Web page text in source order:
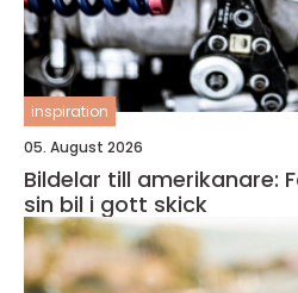
inspiration
05. August 2026
Bildelar till amerikanare:
sin bil i gott skick